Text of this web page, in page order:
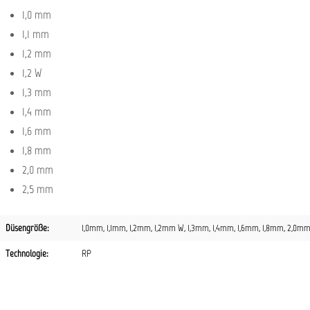
1,0 mm
1,1 mm
1,2 mm
1,2 W
1,3 mm
1,4 mm
1,6 mm
1,8 mm
2,0 mm
2,5 mm
Düsengröße: 1,0mm, 1,1mm, 1,2mm, 1,2mm W, 1,3mm, 1,4mm, 1,6mm, 1,8mm, 2,0mm
Technologie: RP